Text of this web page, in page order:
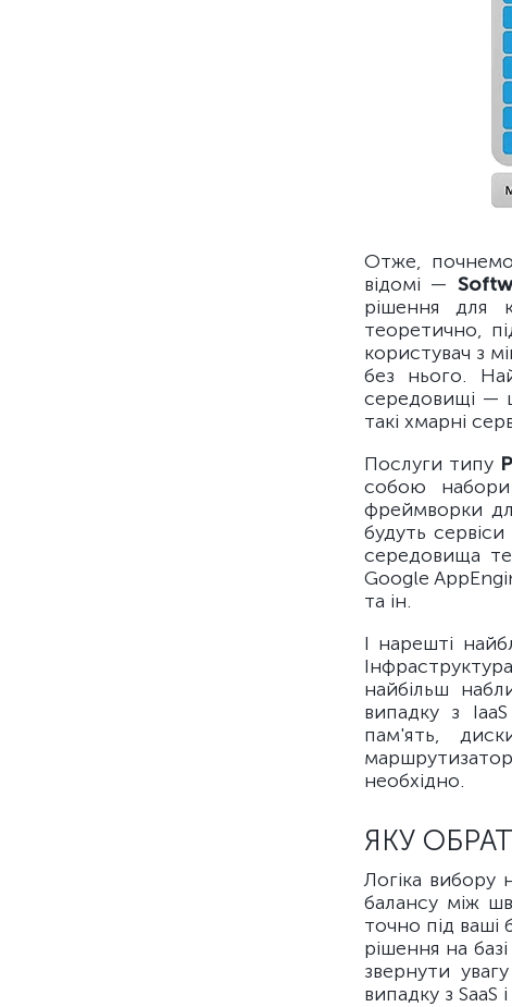
Отже,
відомі —
рішення для
теоретично,
користувач з
без нього.
середовищі —
такі хмарні
Послуги типу
собою
фреймворки
будуть
середовища
Google
та ін.
І нарешті
найбільш
випадку з
пам'ять,
необхідно.
ЯКУ
Логіка вибору
балансу між
точно під ваші
рішення на
звернути
випадку з